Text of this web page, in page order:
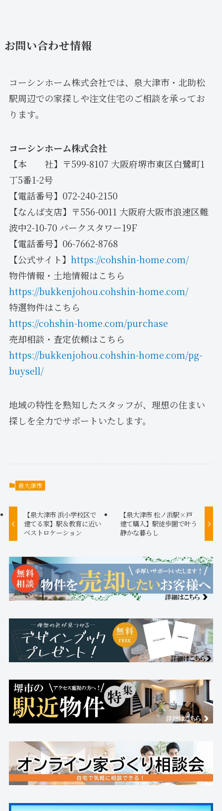
お問い合わせ情報
コーシンホーム株式会社では、泉大津市・北助松
駅周辺での家探しや注文住宅のご相談を承ってお
ります。
コーシンホーム株式会社
【本 社】〒599-8107 大阪府堺市東区白鷺町1
丁5番1-2号
【電話番号】072-240-2150
【なんば支店】〒556-0011 大阪府大阪市浪速区難
波中2-10-70 パークスタワー19F
【電話番号】06-7662-8768
【公式サイト】 https://cohshin-home.com/
物件情報・土地情報はこちら
https://bukkenjohou.cohshin-home.com/
特選物件はこちら
https://cohshin-home.com/purchase
売却相談・査定依頼はこちら
https://bukkenjohou.cohshin-home.com/pg-
buysell/
地域の特性を熟知したスタッフが、理想の住まい
探しを全力でサポートいたします。
泉大津市
【泉大津市 浜小学校区で
建てる家】駅＆教育に近い
ベストロケーション
【泉大津市 松ノ浜駅×戸
建て購入】駅徒歩圏で叶う
静かな暮らし